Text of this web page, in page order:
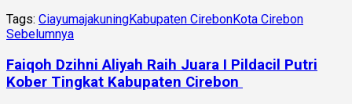
Tags: CiayumajakuningKabupaten CirebonKota Cirebon
Sebelumnya
Faiqoh Dzihni Aliyah Raih Juara I Pildacil Putri
Kober Tingkat Kabupaten Cirebon